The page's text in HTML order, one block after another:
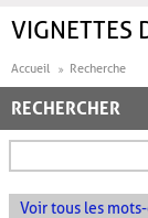
VIGNETTES
Accueil Recherche
RECHERCHER
Voir tous les